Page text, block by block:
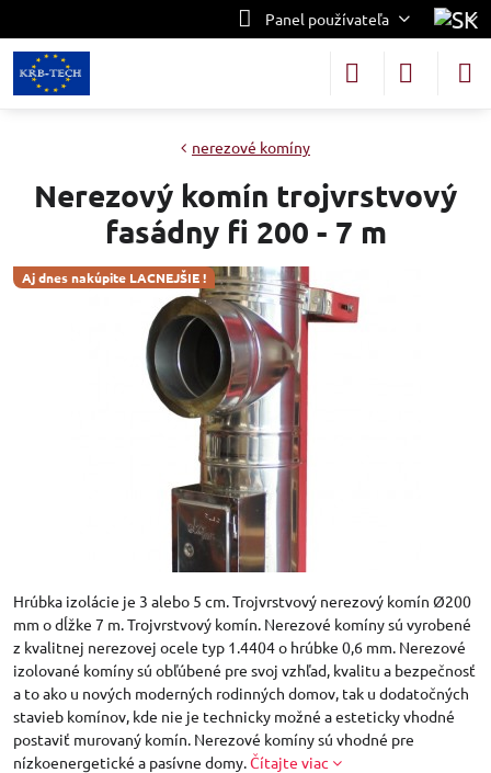
Panel používateľa
Aj dnes nakúpite LACNEJŠIE !
nerezové komíny
Nerezový komín trojvrstvový
fasádny fi 200 - 7 m
Hrúbka izolácie je 3 alebo 5 cm. Trojvrstvový nerezový komín Ø200
mm o dĺžke 7 m. Trojvrstvový komín. Nerezové komíny sú vyrobené
z kvalitnej nerezovej ocele typ 1.4404 o hrúbke 0,6 mm. Nerezové
izolované komíny sú obľúbené pre svoj vzhľad, kvalitu a bezpečnosť
a to ako u nových moderných rodinných domov, tak u dodatočných
stavieb komínov, kde nie je technicky možné a esteticky vhodné
postaviť murovaný komín. Nerezové komíny sú vhodné pre
nízkoenergetické a pasívne domy.Čítajte viac